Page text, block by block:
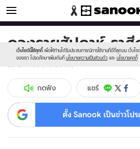
ดูดวง
เว็บไซต์นี้ใช้คุกกี้ เพื่อให้ท่านได้รับประสบการณ์การใช้งานที่ดีที่สุดบน เว็บไซ
ของเรา โปรดศึกษาเพิ่มเติมที่ นโยบายความเป็นส่วนตัว และ นโยบายคุกกี้
Sanook
//s.isanook.com/sr/0/images/logo-
new-
sanook.png
600
60
ดวงรายสัปดาห์ รา
20 ธ.ค. 55 (10:38 น.)
กดฟัง แชร์
ตั้ง Sanook เป็นข่าวโ